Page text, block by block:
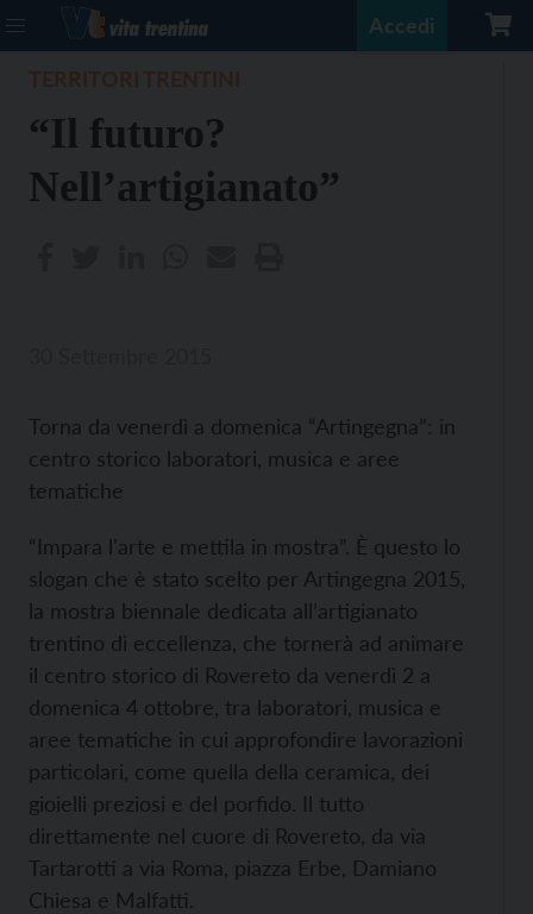
Accedi
“Il futuro?
Nell’artigianato”
Torna da venerdì a domenica “Artingegna”: in
centro storico laboratori, musica e aree
tematiche
“Impara l'arte e mettila in mostra”. È questo lo
slogan che è stato scelto per Artingegna 2015,
la mostra biennale dedicata all’artigianato
trentino di eccellenza, che tornerà ad animare
il centro storico di Rovereto da venerdì 2 a
domenica 4 ottobre, tra laboratori, musica e
aree tematiche in cui approfondire lavorazioni
particolari, come quella della ceramica, dei
gioielli preziosi e del porfido. Il tutto
direttamente nel cuore di Rovereto, da via
Tartarotti a via Roma, piazza Erbe, Damiano
Chiesa e Malfatti.